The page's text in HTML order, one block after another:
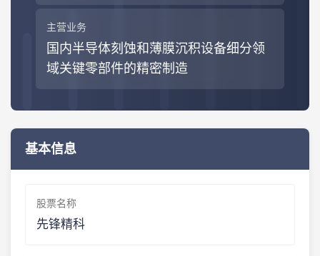
主营业务
国内半导体刻蚀和薄膜沉积设备细分领
域关键零部件的精密制造
基本信息
股票名称
先锋精科